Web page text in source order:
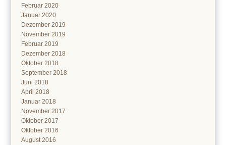
Februar 2020
Januar 2020
Dezember 2019
November 2019
Februar 2019
Dezember 2018
Oktober 2018
September 2018
Juni 2018
April 2018
Januar 2018
November 2017
Oktober 2017
Oktober 2016
August 2016